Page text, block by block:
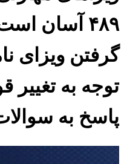
۴۸۹ آسان
گرفتن ویزای
توجه به تغییر
پاسخ به